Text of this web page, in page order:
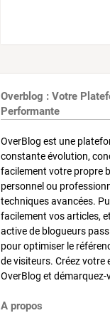
Overblog : Votre
Performante
OverBlog est une
constante évolution,
facilement votre propre
personnel ou
techniques avancées.
facilement vos articles,
active de blogueurs
pour optimiser le
de visiteurs. Créez votre
OverBlog et
A propos